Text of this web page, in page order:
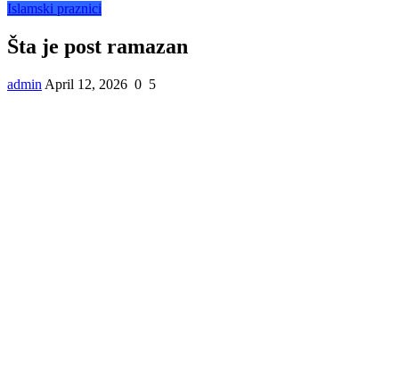
Islamski praznici
Šta je post ramazan
admin April 12, 2026 0 5